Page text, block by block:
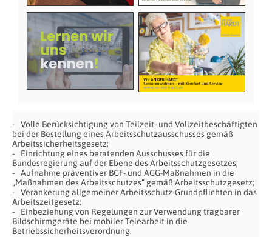
Volle Berücksichtigung von Teilzeit- und Vollzeitbeschäftigten
bei der Bestellung eines Arbeitsschutzausschusses gemäß
Arbeitssicherheitsgesetz;
Einrichtung eines beratenden Ausschusses für die
Bundesregierung auf der Ebene des Arbeitsschutzgesetzes;
Aufnahme präventiver BGF- und AGG-Maßnahmen in die
„Maßnahmen des Arbeitsschutzes“ gemäß Arbeitsschutzgesetz;
Verankerung allgemeiner Arbeitsschutz-Grundpflichten in das
Arbeitszeitgesetz;
Einbeziehung von Regelungen zur Verwendung tragbarer
Bildschirmgeräte bei mobiler Telearbeit in die
Betriebssicherheitsverordnung.